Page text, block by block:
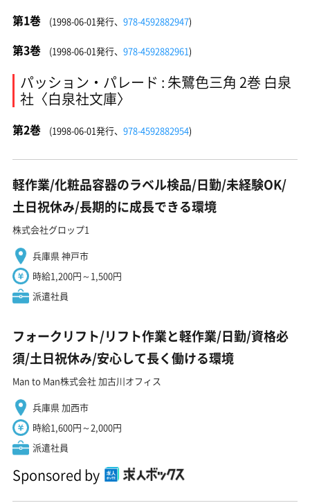
第1巻 (1998-06-01発行、 978-4592882947)
第3巻 (1998-06-01発行、 978-4592882961)
パッション・パレード : 朱鷺色三角 2巻 白泉
社〈白泉社文庫〉
第2巻 (1998-06-01発行、 978-4592882954)
軽作業/化粧品容器のラベル検品/日勤/未経験OK/
土日祝休み/長期的に成長できる環境
株式会社グロップ1
兵庫県 神戸市
時給1,200円～1,500円
派遣社員
フォークリフト/リフト作業と軽作業/日勤/資格必
須/土日祝休み/安心して長く働ける環境
Man to Man株式会社 加古川オフィス
兵庫県 加西市
時給1,600円～2,000円
派遣社員
Sponsored by